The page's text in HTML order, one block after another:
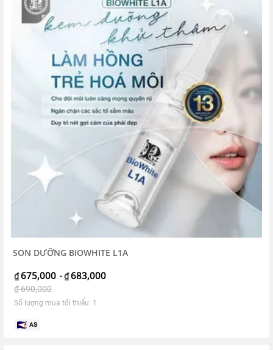
SON DƯỠNG BIOWHITE L1A
₫675,000 -₫683,000
₫690,000
Số lượng mua tối thiểu: 1
AS